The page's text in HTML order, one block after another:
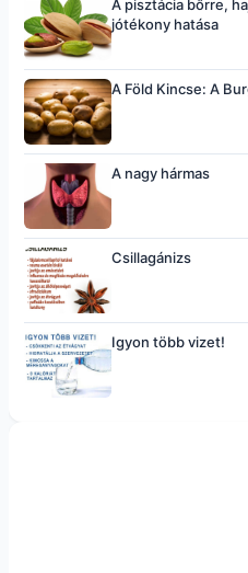
A pisztácia bőrre,
jótékony hatása
A Föld Kincse: A
A nagy hármas
Csillagánizs
Igyon több vizet!